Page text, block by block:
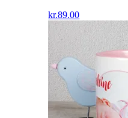
kr.89.00